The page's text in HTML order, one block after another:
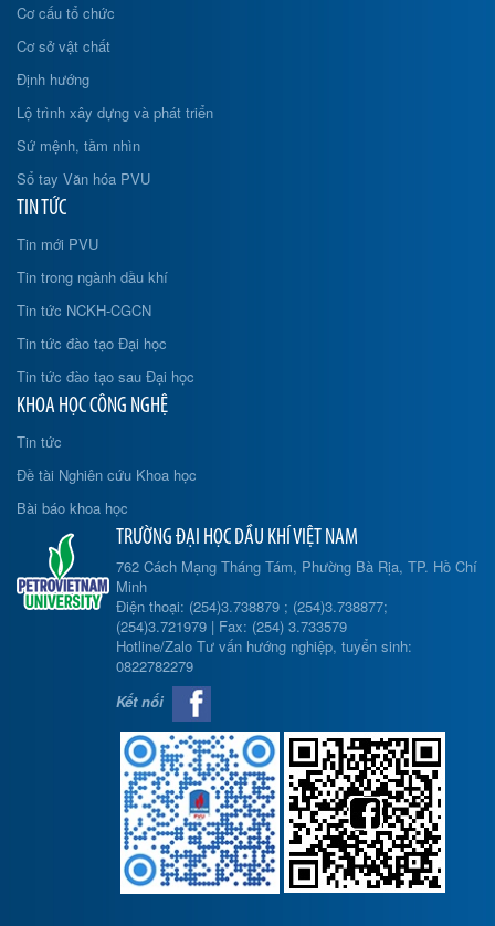
Cơ cấu tổ chức
Cơ sở vật chất
Định hướng
Lộ trình xây dựng và phát triển
Sứ mệnh, tầm nhìn
Sổ tay Văn hóa PVU
TIN TỨC
Tin mới PVU
Tin trong ngành dầu khí
Tin tức NCKH-CGCN
Tin tức đào tạo Đại học
Tin tức đào tạo sau Đại học
KHOA HỌC CÔNG NGHỆ
Tin tức
Đề tài Nghiên cứu Khoa học
Bài báo khoa học
TRƯỜNG ĐẠI HỌC DẦU KHÍ VIỆT NAM
762 Cách Mạng Tháng Tám, Phường Bà Rịa, TP. Hồ Chí
Minh
Điện thoại: (254)3.738879 ; (254)3.738877;
(254)3.721979 | Fax: (254) 3.733579
Hotline/Zalo Tư vấn hướng nghiệp, tuyển sinh:
0822782279
Kết nối